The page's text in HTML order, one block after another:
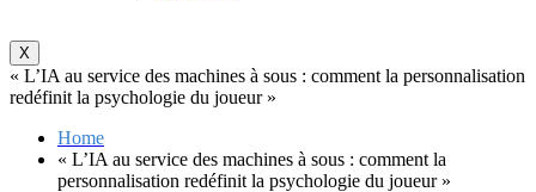
X
« L’IA au service des machines à sous : comment la personnalisation
redéfinit la psychologie du joueur »
Home
« L’IA au service des machines à sous : comment la
personnalisation redéfinit la psychologie du joueur »